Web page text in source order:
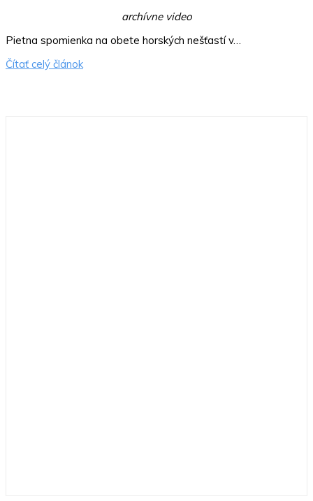
archívne video
Pietna spomienka na obete horských nešťastí v…
Čítať celý článok